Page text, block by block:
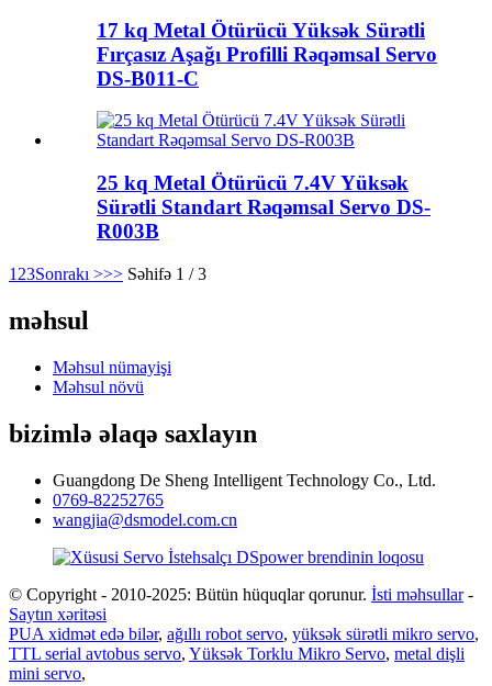
17 kq Metal Ötürücü Yüksək Sürətli
Fırçasız Aşağı Profilli Rəqəmsal Servo
DS-B011-C
25 kq Metal Ötürücü 7.4V Yüksək
Sürətli Standart Rəqəmsal Servo DS-
R003B
1 23Sonrakı >>> Səhifə 1 / 3
məhsul
Məhsul nümayişi
Məhsul növü
bizimlə əlaqə saxlayın
Guangdong De Sheng Intelligent Technology Co., Ltd.
0769-82252765
wangjia@dsmodel.com.cn
© Copyright - 2010-2025: Bütün hüquqlar qorunur. İsti məhsullar-
Saytın xəritəsi
PUA xidmət edə bilər, ağıllı robot servo, yüksək sürətli mikro servo,
TTL serial avtobus servo, Yüksək Torklu Mikro Servo, metal dişli
mini servo,